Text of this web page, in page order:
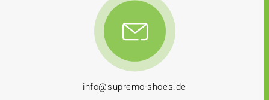
info@supremo-shoes.de